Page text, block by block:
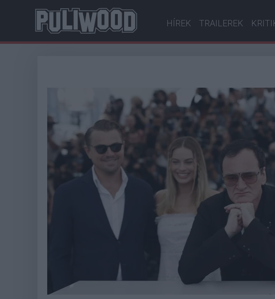
HÍREK TRAILEREK